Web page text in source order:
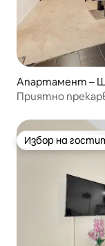
Апартамент –
Приятно
Избор на
Избор на